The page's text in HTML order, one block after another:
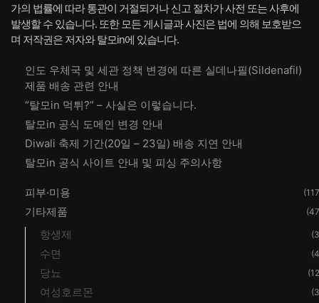
가의 법률에 따라 통관이 거절되거나 신고 절차가 사전 또는 사후에
발생할 수 있습니다. 또한 모든 게시글과 사진은 법에 의해 보호받으
며 저작권은 저자와 탈모in에 있습니다.
인도 우체국 및 세관 정책 변경에 따른 실데나필(Sildenafil)
제품 배송 관련 안내
“탈모in 먹튀?” – 사실은 이렇습니다.
탈모in 공식 도메인 변경 안내
Diwali 축제 기간(20일 – 23일) 배송 지연 안내
탈모in 공식 사이트 안내 및 피싱 주의사항
피부·미용
기타제품
항생제
수면
당뇨
여성호르몬